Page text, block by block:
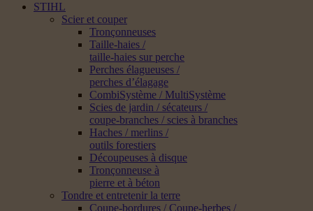
STIHL
Scier et couper
Tronçonneuses
Taille-haies /
taille-haies sur perche
Perches élagueuses /
perches d’élagage
CombiSystème / MultiSystème
Scies de jardin / sécateurs /
coupe-branches / scies à branches
Haches / merlins /
outils forestiers
Découpeuses à disque
Tronçonneuse à
pierre et à béton
Tondre et entretenir la terre
Coupe-bordures / Coupe-herbes /